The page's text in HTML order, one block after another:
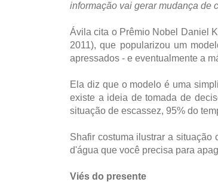
informação vai gerar mudança de
Ávila cita o Prêmio Nobel Daniel
2011), que popularizou um
apressados - e eventualmente a
Ela diz que o modelo é uma
existe a ideia de tomada de
situação de escassez, 95% do
Shafir costuma ilustrar a situação
d'água que você precisa para
Viés do presente